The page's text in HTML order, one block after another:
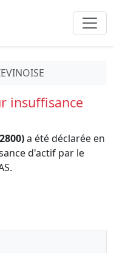
insuffisance
a été déclarée en
d'actif par le